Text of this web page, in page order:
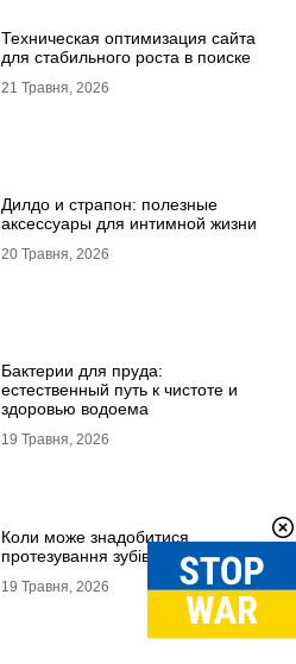
Техническая оптимизация сайта
для стабильного роста в поиске
21 Травня, 2026
Дилдо и страпон: полезные
аксессуары для интимной жизни
20 Травня, 2026
Бактерии для пруда:
естественный путь к чистоте и
здоровью водоема
19 Травня, 2026
Коли може знадобитися
протезування зубів в Одесі
19 Травня, 2026